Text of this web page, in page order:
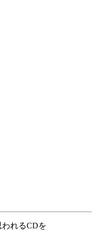
れるCDを